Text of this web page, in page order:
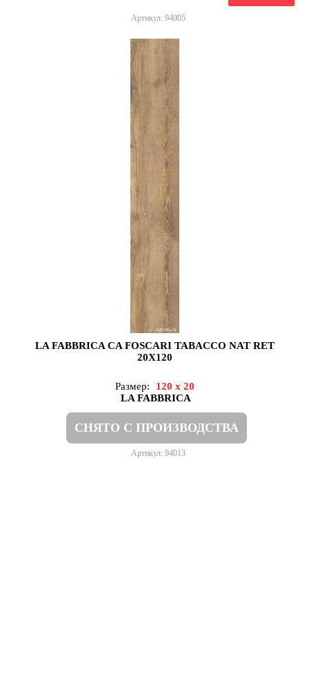
Артикул: 94005
LA FABBRICA CA FOSCARI TABACCO NAT RET
20X120
Размер:
120 x 20
LA FABBRICA
СНЯТО С ПРОИЗВОДСТВА
Артикул: 94013